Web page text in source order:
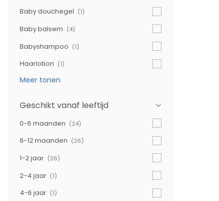
Baby douchegel (1)
Baby balsem (4)
Babyshampoo (1)
Haarlotion (1)
Meer tonen
Geschikt vanaf leeftijd
0-6 maanden (24)
6-12 maanden (26)
1-2 jaar (26)
2-4 jaar (1)
4-6 jaar (1)